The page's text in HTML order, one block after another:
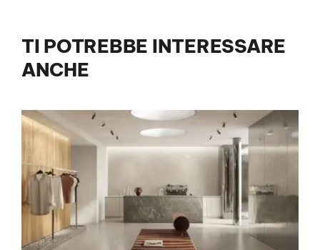
TI POTREBBE INTERESSARE
ANCHE